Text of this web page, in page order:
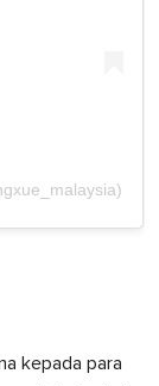
kepada para